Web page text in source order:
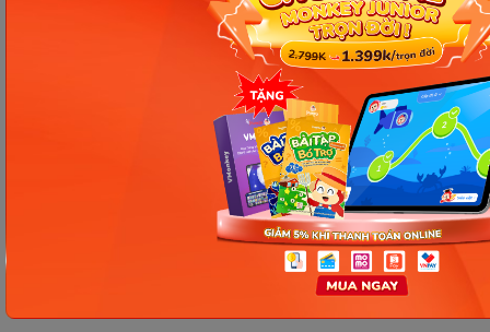
Thông tin trong bài viết được tổng hợp nhằm
mục đích tham khảo và có thể thay đổi mà
không cần báo trước. Quý khách vui lòng
kiểm tra lại qua các kênh chính thức hoặc liên
hệ trực tiếp với đơn vị liên quan để nắm bắt